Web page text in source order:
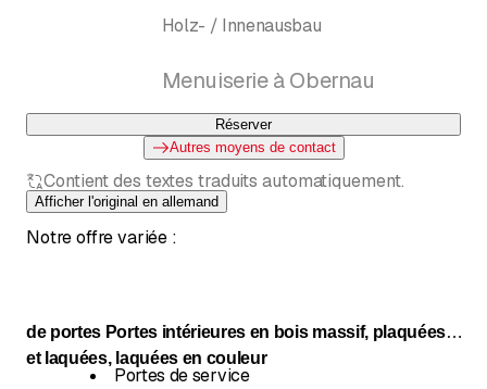
Holz- / Innenausbau
Menuiserie à Obernau
Réserver
Autres moyens de contact
Contient des textes traduits automatiquement.
Afficher l'original en allemand
Notre offre variée :
de portes Portes intérieures en bois massif, plaquées
et laquées, laquées en couleur
Portes de service